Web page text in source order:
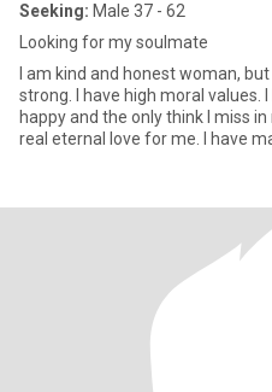
Seeking: Male 37 - 62
Looking for my soulmate
I am kind and honest woman,
strong. I have high moral values.
happy and the only think I miss
real eternal love for me. I have